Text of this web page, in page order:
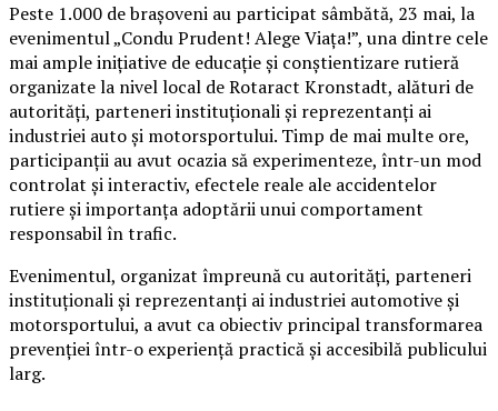
Peste 1.000 de brașoveni au participat sâmbătă, 23 mai, la
evenimentul „Condu Prudent! Alege Viața!”, una dintre cele
mai ample inițiative de educație și conștientizare rutieră
organizate la nivel local de Rotaract Kronstadt, alături de
autorități, parteneri instituționali și reprezentanți ai
industriei auto și motorsportului. Timp de mai multe ore,
participanții au avut ocazia să experimenteze, într-un mod
controlat și interactiv, efectele reale ale accidentelor
rutiere și importanța adoptării unui comportament
responsabil în trafic.
Evenimentul, organizat împreună cu autorități, parteneri
instituționali și reprezentanți ai industriei automotive și
motorsportului, a avut ca obiectiv principal transformarea
prevenției într-o experiență practică și accesibilă publicului
larg.